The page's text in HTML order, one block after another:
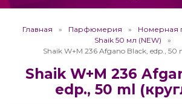
Главная Парфюмерия
Номерная
Shaik 50 мл (NEW)
Shaik W+M 236 Afgano Black, edp., 50
Shaik W+M 236
edp., 50 ml